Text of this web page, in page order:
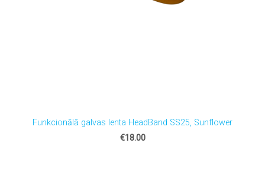
Funkcionālā galvas lenta HeadBand SS25, Sunflower
€18.00